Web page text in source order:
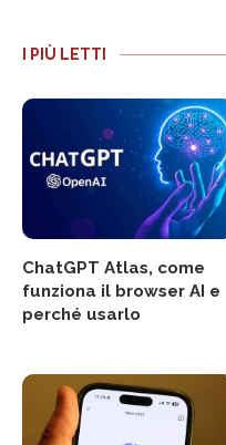
I PIÙ LETTI
ChatGPT Atlas, come
funziona il browser AI e
perché usarlo